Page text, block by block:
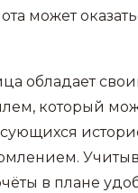
может
обладает
который
в плане